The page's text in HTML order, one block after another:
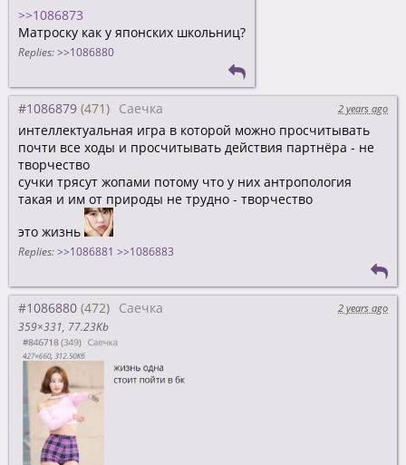
>>1086873
Матроску как у японских школьниц?
Replies: >>1086880
#1086879 Саечка 2 years ago
интеллектуальная игра в которой можно просчитывать
почти все ходы и просчитывать действия партнёра - не
творчество
сучки трясут жопами потому что у них антропология
такая и им от природы не трудно - творчество
это жизнь
Replies: >>1086881 >>1086883
#1086880 Саечка
2 years ago
359×331 77.23Kb